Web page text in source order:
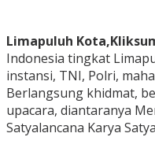
Limapuluh
Indonesia tingkat
instansi, TNI, Polri,
Berlangsung khidmat,
upacara, diantaranya
Satyalancana Karya